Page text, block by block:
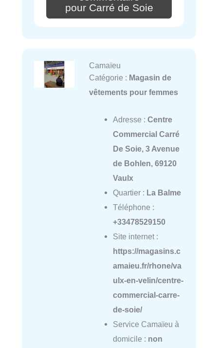
pour Carré de Soie
Camaïeu
Catégorie : Magasin de
vêtements pour femmes
Adresse : Centre
Commercial Carré
De Soie, 3 Avenue
de Bohlen, 69120
Vaulx
Quartier : La Balme
Téléphone :
+33478529150
Site internet :
https://magasins.c
amaieu.fr/rhone/va
ulx-en-velin/centre-
commercial-carre-
de-soie/
Service Camaïeu à
domicile : non